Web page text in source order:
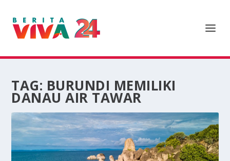
TAG: BURUNDI MEMILIKI
DANAU AIR TAWAR